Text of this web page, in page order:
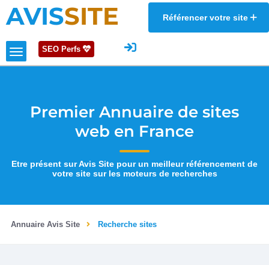
AVISSITE Référencer votre site
SEO Perfs
Premier Annuaire de sites
web en France
Etre présent sur Avis Site pour un meilleur référencement de
votre site sur les moteurs de recherches
Annuaire Avis Site Recherche sites